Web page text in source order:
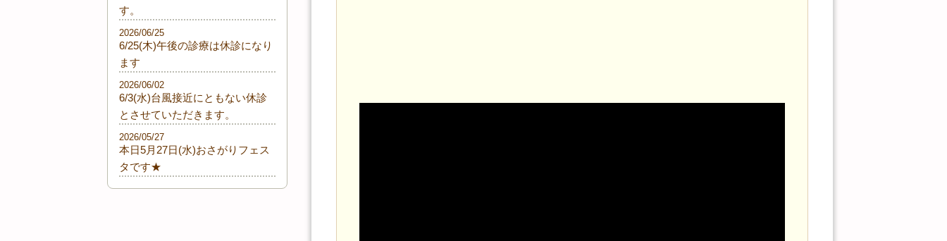
す。
6/25(木)午後の診療は休診になり
ます
2026/06/25
6/3(水)台風接近にともない休診
とさせていただきます。
2026/06/02
本日5月27日(水)おさがりフェス
タです★
2026/05/27